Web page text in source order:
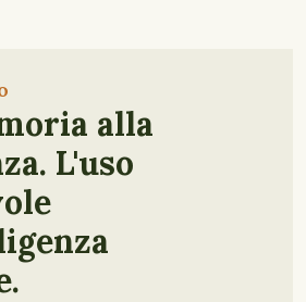
alla
L'uso